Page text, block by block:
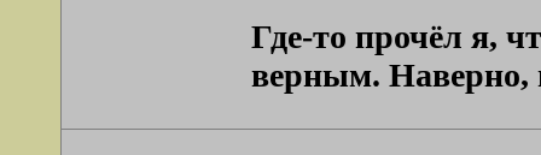
Где-то прочёл я,
верным. Наверно,